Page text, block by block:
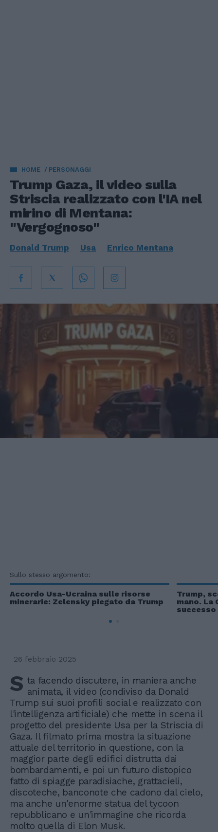
HOME PERSONAGGI
Trump Gaza, il video sulla
Striscia realizzato con l'IA nel
mirino di Mentana:
"Vergognoso"
Donald Trump Usa Enrico Mentana
Sullo stesso argomento:
Accordo Usa-Ucraina sulle risorse
minerarie: Zelensky piegato da Trump
Trump,
mano. La
successo
26 febbraio 2025
S ta facendo discutere, in maniera anche
animata, il video (condiviso da Donald
Trump sui suoi profili social e realizzato con
l'intelligenza artificiale) che mette in scena il
progetto del presidente Usa per la Striscia di
Gaza. Il filmato prima mostra la situazione
attuale del territorio in questione, con la
maggior parte degli edifici distrutta dai
bombardamenti, e poi un futuro distopico
fatto di spiagge paradisiache, grattacieli,
discoteche, banconote che cadono dal cielo,
ma anche un'enorme statua del tycoon
repubblicano e un'immagine che ricorda
molto quella di Elon Musk.